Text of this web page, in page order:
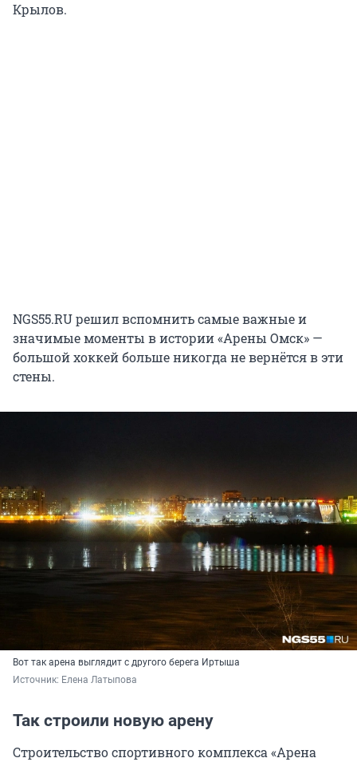
Крылов.
NGS55.RU решил вспомнить самые важные и
значимые моменты в истории «Арены Омск» —
большой хоккей больше никогда не вернётся в эти
стены.
Вот так арена выглядит с другого берега Иртыша
Источник: Елена Латыпова
Так строили новую арену
Строительство спортивного комплекса «Арена